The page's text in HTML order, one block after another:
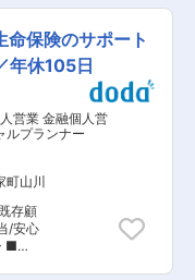
広い
で
ーダ
を引
だ
接機
か
的
いく
機械
喜ん
きま
ービ
得て
命保険のサポート
年休105日
営業 金融個人営
ルプランナー
山川
存顧
/安心